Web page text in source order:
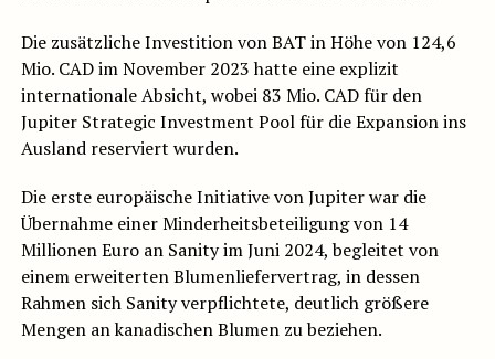
Die zusätzliche Investition von BAT in Höhe von 124,6
Mio. CAD im November 2023 hatte eine explizit
internationale Absicht, wobei 83 Mio. CAD für den
Jupiter Strategic Investment Pool für die Expansion ins
Ausland reserviert wurden.
Die erste europäische Initiative von Jupiter war die
Übernahme einer Minderheitsbeteiligung von 14
Millionen Euro an Sanity im Juni 2024, begleitet von
einem erweiterten Blumenliefervertrag, in dessen
Rahmen sich Sanity verpflichtete, deutlich größere
Mengen an kanadischen Blumen zu beziehen.